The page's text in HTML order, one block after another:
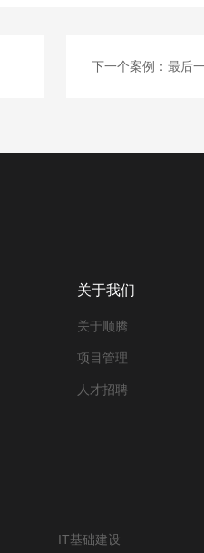
下一个案例： 最后
关于我们
关于顺腾
项目管理
人才招聘
IT基础建设